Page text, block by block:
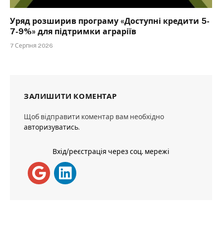
Уряд розширив програму «Доступні кредити 5-
7-9%» для підтримки аграріїв
7 Серпня 2026
ЗАЛИШИТИ КОМЕНТАР
Щоб відправити коментар вам необхідно
авторизуватись.
Вхід/реєстрація через соц. мережі